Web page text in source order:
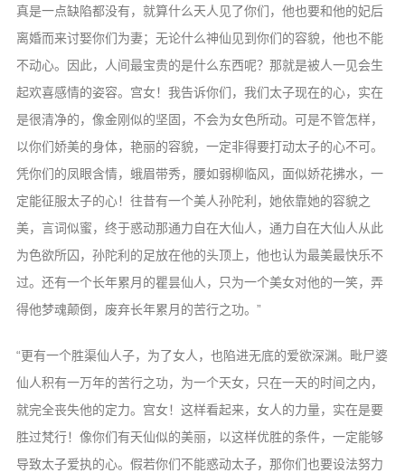
戒幢论坛
活动记录
西园风光
下院风采
搜索
真是一点缺陷都没有，就算什么天人见了你们，他也要和他的妃后
离婚而来讨娶你们为妻；无论什么神仙见到你们的容貌，他也不能
不动心。因此，人间最宝贵的是什么东西呢？那就是被人一见会生
起欢喜感情的姿容。宫女！我告诉你们，我们太子现在的心，实在
是很清净的，像金刚似的坚固，不会为女色所动。可是不管怎样，
以你们娇美的身体，艳丽的容貌，一定非得要打动太子的心不可。
凭你们的凤眼含情，蛾眉带秀，腰如弱柳临风，面似娇花拂水，一
定能征服太子的心！往昔有一个美人孙陀利，她依靠她的容貌之
美，言词似蜜，终于惑动那通力自在大仙人，通力自在大仙人从此
为色欲所囚，孙陀利的足放在他的头顶上，他也认为最美最快乐不
过。还有一个长年累月的瞿昙仙人，只为一个美女对他的一笑，弄
得他梦魂颠倒，废弃长年累月的苦行之功。”
“更有一个胜渠仙人子，为了女人，也陷进无底的爱欲深渊。毗尸婆
仙人积有一万年的苦行之功，为一个天女，只在一天的时间之内，
就完全丧失他的定力。宫女！这样看起来，女人的力量，实在是要
胜过梵行！像你们有天仙似的美丽，以这样优胜的条件，一定能够
导致太子爱执的心。假若你们不能惑动太子，那你们也要设法努力